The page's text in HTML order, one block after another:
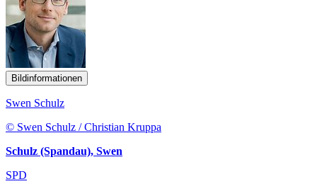
Bildinformationen
Swen Schulz
© Swen Schulz / Christian Kruppa
Schulz (Spandau), Swen
SPD